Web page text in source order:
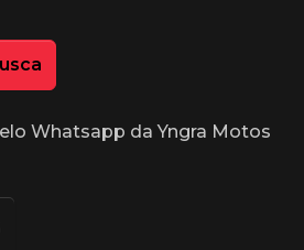
Whatsapp da Yngra Motos